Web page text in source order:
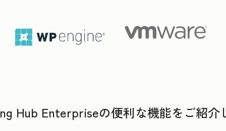
Hub Enterpriseの便利な機能をご紹介